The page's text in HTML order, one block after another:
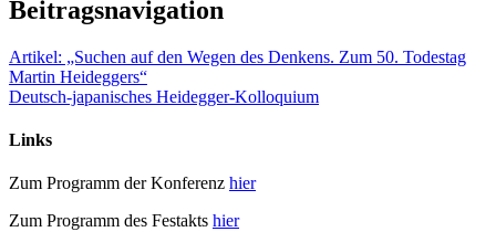
Beitragsnavigation
Artikel: „Suchen auf den Wegen des Denkens. Zum 50. Todestag
Martin Heideggers“
Deutsch-japanisches Heidegger-Kolloquium
Links
Zum Programm der Konferenz hier
Zum Programm des Festakts hier